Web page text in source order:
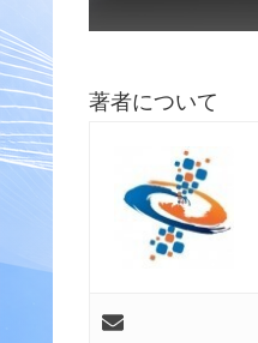
著者について